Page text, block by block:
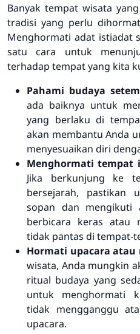
Banyak tempat wisata
tradisi yang perlu
Menghormati adat istiadat
satu cara untuk
terhadap tempat yang kita
Pahami budaya
ada baiknya untuk
yang berlaku di
akan membantu Anda
menyesuaikan diri
Menghormati tempat
Jika berkunjung ke
bersejarah, pastikan
sopan dan mengikuti
berbicara keras atau
tidak pantas di tempat-
Hormati upacara
wisata, Anda mungkin
ritual budaya yang
untuk menghormati
tidak mengganggu
upacara.